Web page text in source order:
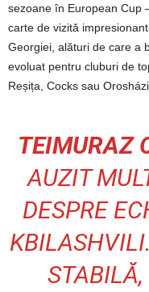
sezoane în European Cup
carte de vizită
Georgiei, alături de care a
evoluat pentru cluburi de
Reșița, Cocks sau
TEIMURAZ
AUZIT
DESPRE